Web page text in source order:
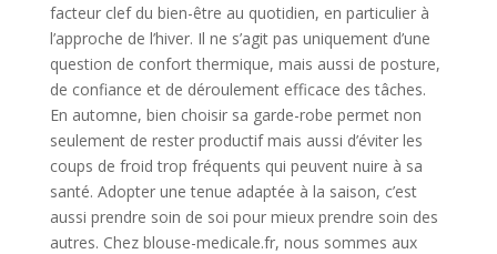
facteur clef du bien-être au quotidien, en particulier à
l’approche de l’hiver. Il ne s’agit pas uniquement d’une
question de confort thermique, mais aussi de posture,
de confiance et de déroulement efficace des tâches.
En automne, bien choisir sa garde-robe permet non
seulement de rester productif mais aussi d’éviter les
coups de froid trop fréquents qui peuvent nuire à sa
santé. Adopter une tenue adaptée à la saison, c’est
aussi prendre soin de soi pour mieux prendre soin des
autres. Chez blouse-medicale.fr, nous sommes aux